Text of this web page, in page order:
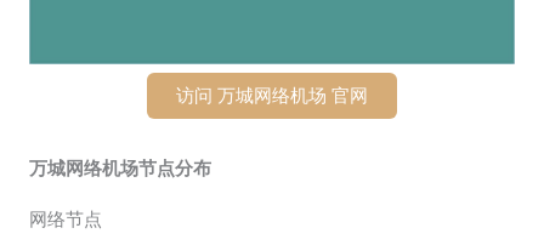
访问 万城网络机场 官网
万城网络机场节点分布
网络节点